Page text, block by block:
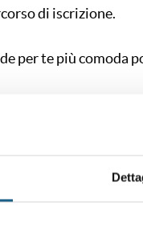
di iscrizione.
per te più comoda
troverai una form